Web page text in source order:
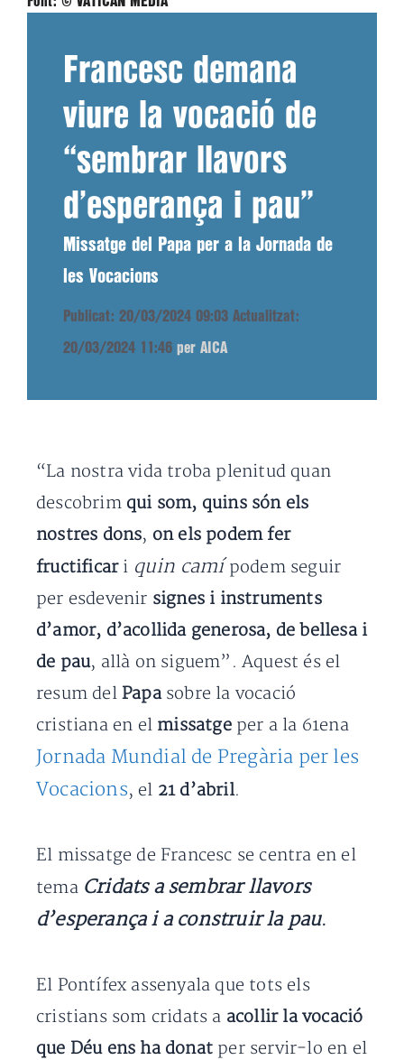
Francesc demana
viure la vocació de
“sembrar llavors
d’esperança i pau”
Missatge del Papa per a la Jornada de
les Vocacions
Publicat: 20/03/2024 09:03 Actualitzat:
20/03/2024 11:46 per AICA
“La nostra vida troba plenitud quan
descobrim qui som, quins són els
nostres dons, on els podem fer
fructificar i quin camí podem seguir
per esdevenir signes i instruments
d’amor, d’acollida generosa, de bellesa i
de pau, allà on siguem”. Aquest és el
resum del Papa sobre la vocació
cristiana en el missatgeper a la 61ena
Jornada Mundial de Pregària per les
Vocacions, el 21 d’abril.
El missatge de Francesc se centra en el
tema Cridats a sembrar llavors
d’esperança i a construir la pau.
El Pontífex assenyala que tots els
cristians som cridats a acollir la vocació
que Déu ens ha donat per servir-lo en el